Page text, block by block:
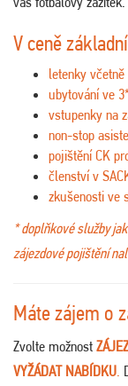
V ceně
letenky
ubytování ve
vstupenky na
non-stop
pojištění CK
členství v
zkušenosti ve
* doplňkové služby
zájezdové pojištění
Máte zájem o
Zvolte možnost
VYŽÁDAT NABÍDKU.